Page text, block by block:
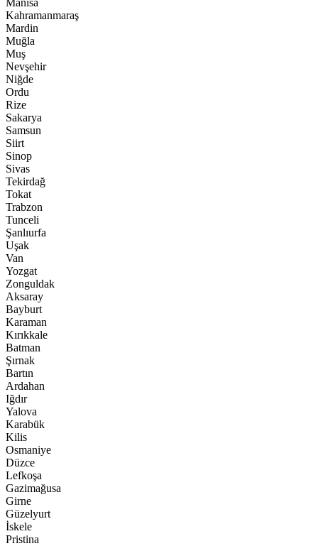
Manisa
Kahramanmaraş
Mardin
Muğla
Muş
Nevşehir
Niğde
Ordu
Rize
Sakarya
Samsun
Siirt
Sinop
Sivas
Tekirdağ
Tokat
Trabzon
Tunceli
Şanlıurfa
Uşak
Van
Yozgat
Zonguldak
Aksaray
Bayburt
Karaman
Kırıkkale
Batman
Şırnak
Bartın
Ardahan
Iğdır
Yalova
Karabük
Kilis
Osmaniye
Düzce
Lefkoşa
Gazimağusa
Girne
Güzelyurt
İskele
Pristina